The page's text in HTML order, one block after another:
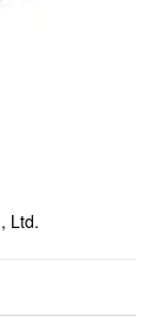
Ltd.